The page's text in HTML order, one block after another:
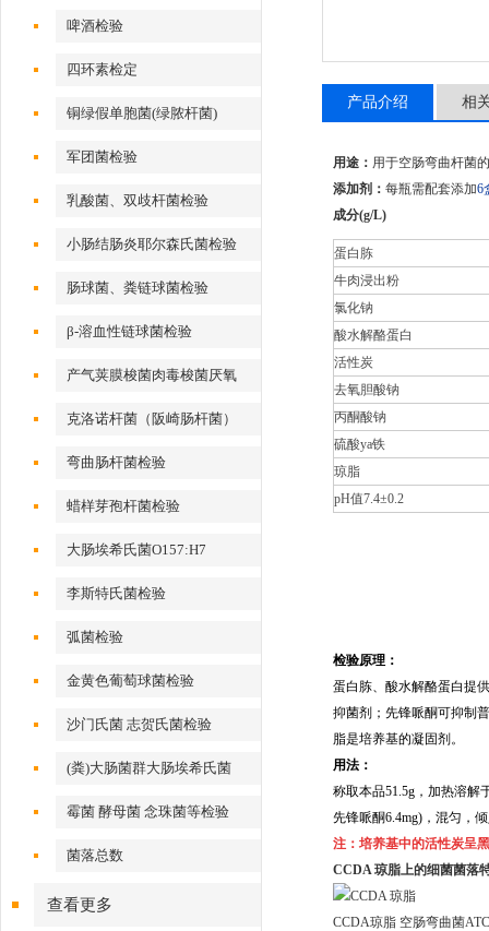
啤酒检验
四环素检定
铜绿假单胞菌(绿脓杆菌)
军团菌检验
乳酸菌、双歧杆菌检验
小肠结肠炎耶尔森氏菌检验
肠球菌、粪链球菌检验
β-溶血性链球菌检验
产气荚膜梭菌肉毒梭菌厌氧
克洛诺杆菌（阪崎肠杆菌）
弯曲肠杆菌检验
蜡样芽孢杆菌检验
大肠埃希氏菌O157:H7
李斯特氏菌检验
弧菌检验
金黄色葡萄球菌检验
沙门氏菌 志贺氏菌检验
(粪)大肠菌群大肠埃希氏菌
霉菌 酵母菌 念珠菌等检验
菌落总数
查看更多
产品介绍 相
用途： 用于空肠弯曲杆菌
添加剂： 每瓶需配套添加6
成分(g/L)
蛋白胨
牛肉浸出粉
氯化钠
酸水解酪蛋白
活性炭
去氧胆酸钠
丙酮酸钠
硫酸ya铁
琼脂
pH值7.4±0.2
检验原理：
蛋白胨、 酸水解酪蛋白提供
抑菌剂；先锋哌酮可抑制
脂是培养基的凝固剂。
用法：
称取本品51.5g，加热溶解
先锋哌酮6.4mg)，混匀，
注：培养基中的活性炭呈
CCDA 琼脂上的细菌菌落
CCDA琼脂 空肠弯曲菌